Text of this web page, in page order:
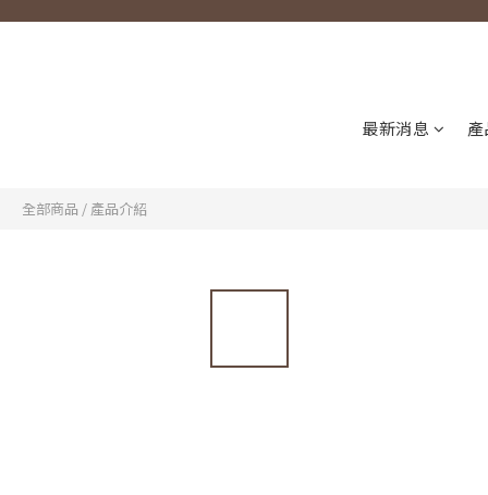
最新消息
全部商品 / 產品介紹